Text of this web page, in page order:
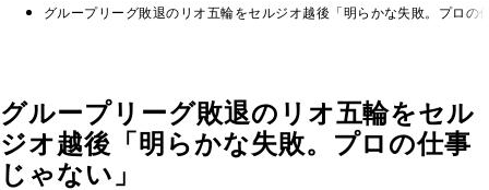
グループリーグ敗退のリオ五輪をセルジオ越後「明らかな失敗。プロの
グループリーグ敗退のリオ五輪をセル
ジオ越後「明らかな失敗。プロの仕事
じゃない」